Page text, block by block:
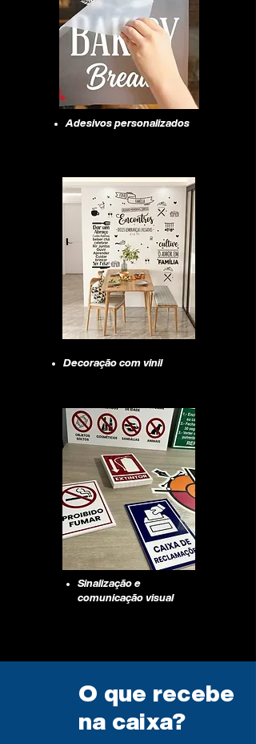
Adesivos personalizados
Decoração com vinil
Sinalização e
comunicação visual
O que recebe
na caixa?